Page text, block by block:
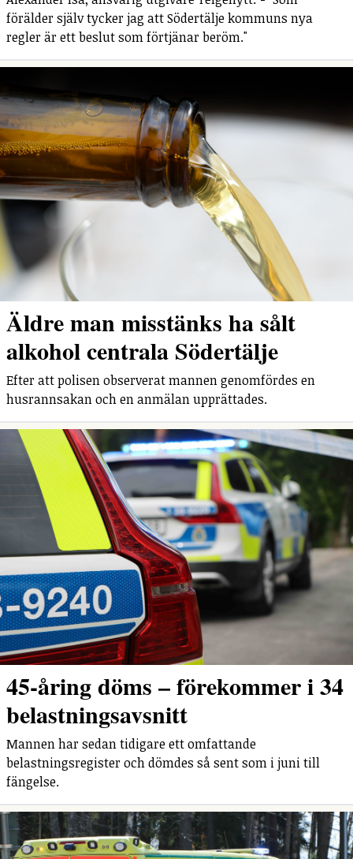
förälder själv tycker jag att Södertälje kommuns nya
regler är ett beslut som förtjänar beröm."
Äldre man misstänks ha sålt
alkohol centrala Södertälje
Efter att polisen observerat mannen genomfördes en
husrannsakan och en anmälan upprättades.
45-åring döms – förekommer i 34
belastningsavsnitt
Mannen har sedan tidigare ett omfattande
belastningsregister och dömdes så sent som i juni till
fängelse.